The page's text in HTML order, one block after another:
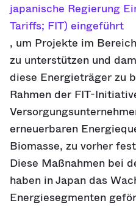
japanische Regierung
Tariffs; FIT) eingeführt
, um Projekte im
zu unterstützen und
diese Energieträger zu
Rahmen der FIT-
erneuerbaren
Biomasse, zu vorher
Diese Maßnahmen bei
haben in Japan das
Energiesegmenten